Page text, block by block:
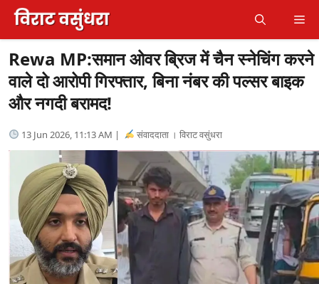
Skip
content
Rewa MP:समान ओवर ब्रिज में चैन स्नेचिंग करने
वाले दो आरोपी गिरफ्तार, बिना नंबर की पल्सर बाइक
और नगदी बरामद!
13 Jun 2026, 11:13 AM | संवाददाता । विराट वसुंधरा